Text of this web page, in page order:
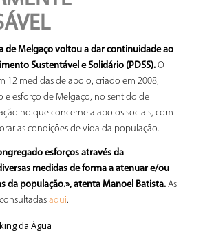
de Melgaço voltou a dar continuidade ao
Sustentável e Solidário (PDSS). O
12 medidas de apoio, criado em 2008,
e esforço de Melgaço, no sentido de
no que concerne a apoios sociais, com
as condições de vida da população.
esforços através da
medidas de forma a atenuar e/ou
da população.», atenta Manoel Batista. As
aqui.
da Água